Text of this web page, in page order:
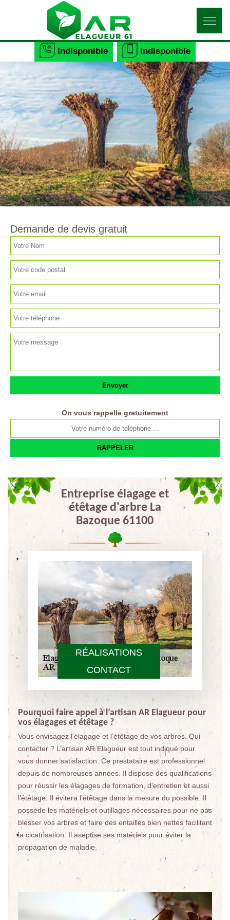
indisponible indisponible
RÉALISATIONS
CONTACT
Demande de devis gratuit
On vous rappelle gratuitement
Entreprise élagage et
étêtage d'arbre La
Bazoque 61100
Pourquoi faire appel à l’artisan AR Elagueur pour
vos élagages et étêtage ?
Vous envisagez l’élagage et l’étêtage de vos arbres. Qui
contacter ? L’artisan AR Elagueur est tout indiqué pour
vous donner satisfaction. Ce prestataire est professionnel
depuis de nombreuses années. Il dispose des qualifications
pour réussir les élagages de formation, d’entretien et aussi
l’étêtage. Il évitera l’étêtage dans la mesure du possible. Il
possède les matériels et outillages nécessaires pour ne pas
blesser vos arbres et faire des entailles bien nettes facilitant
la cicatrisation. Il aseptise ses matériels pour éviter la
propagation de maladie.